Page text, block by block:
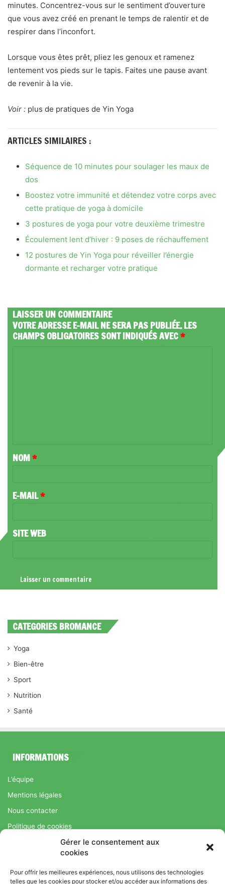
Gérer le consentement aux
cookies
Pour offrir les meilleures expériences, nous utilisons des technologies
telles que les cookies pour stocker et/ou accéder aux informations des
minutes. Concentrez-vous sur le sentiment d’ouverture
que vous avez créé en prenant le temps de ralentir et de
respirer dans l’inconfort.
Lorsque vous êtes prêt, pliez les genoux et ramenez
lentement vos pieds sur le tapis. Faites une pause avant
de revenir à la vie.
Voir : plus de pratiques de Yin Yoga
ARTICLES SIMILAIRES :
Séquence de 10 minutes pour soulager les maux de
dos
Boostez votre immunité et détendez votre corps avec
cette pratique de yoga à domicile
3 postures de yoga pour votre deuxième trimestre
Écoulement lent d’hiver : 9 poses de réchauffement
12 postures de Yin Yoga pour réveiller l’énergie
dormante et recharger votre pratique
LAISSER UN COMMENTAIRE
VOTRE ADRESSE E-MAIL NE SERA PAS PUBLIÉE.LES
CHAMPS OBLIGATOIRES SONT INDIQUÉS AVEC*
A
R
NOM*
E-MAIL*
SITE WEB
CATEGORIES BROMANCE
Yoga
Bien-être
Sport
Nutrition
Santé
INFORMATIONS
L’équipe
Mentions légales
Nous contacter
Politique de cookies
Régime Savoir Maigrir.fr : La méthode Jean-Michel Cohen pour
une perte de poids durable